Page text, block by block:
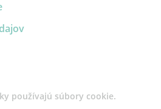
používajú súbory cookie.